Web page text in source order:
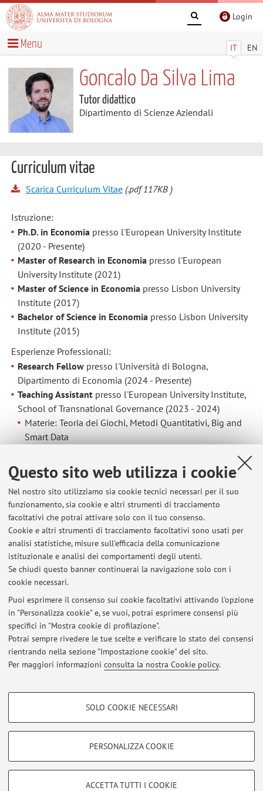
Questo sito web utilizza i cookie
Nel nostro sito utilizziamo sia cookie tecnici necessari per il suo
funzionamento, sia cookie e altri strumenti di tracciamento
facoltativi che potrai attivare solo con il tuo consenso.
Cookie e altri strumenti di tracciamento facoltativi sono usati per
analisi statistiche, misure sull'efficacia della comunicazione
istituzionale e analisi dei comportamenti degli utenti.
Se chiudi questo banner continuerai la navigazione solo con i
cookie necessari.
Puoi esprimere il consenso sui cookie facoltativi attivando l'opzione
in "Personalizza cookie" e, se vuoi, potrai esprimere consensi più
specifici in "Mostra cookie di profilazione".
Potrai sempre rivedere le tue scelte e verificare lo stato dei consensi
rientrando nella sezione "Impostazione cookie" del sito.
Per maggiori informazioni consulta la nostra Cookie policy.
COOKIE DI PROFILAZIONE - FACOLTATIVI
COOKIE TECNICI - NECESSARI
SOLO COOKIE NECESSARI
PERSONALIZZA COOKIE
ACCETTA TUTTI I COOKIE
Login
IT EN
Menu
Goncalo Da Silva Lima
Tutor didattico
Dipartimento di Scienze Aziendali
Curriculum vitae
Scarica Curriculum Vitae(.pdf 117KB )
Istruzione:
Ph.D. in Economia presso l'European University Institute
(2020 - Presente)
Master of Research in Economia presso l'European
University Institute (2021)
Master of Science in Economia presso Lisbon University
Institute (2017)
Bachelor of Science in Economia presso Lisbon University
Institute (2015)
Esperienze Professionali:
Research Fellow presso l'Università di Bologna,
Dipartimento di Economia (2024 - Presente)
Teaching Assistant presso l'European University Institute,
School of Transnational Governance (2023 - 2024)
Materie: Teoria dei Giochi, Metodi Quantitativi, Big and
Smart Data
Materia: Economia Internazionale
Research Assistantpresso Nova School of Business and
Economics (2018-2020)
Centro di Conoscenza sull'Economia dell'Educazione
Consulentepresso Organisatin for Economic Cooperation
and Development (OECD) (2016-2018)
Directorate for Education and Skills
Ultimi avvisi
Al momento non sono presenti avvisi.
Area riservata
Accedi tramiteloginper gestire tutti i contenuti del sito.
Zamboni, 33 - 40126 Bologna - Partita IVA: 01131710376